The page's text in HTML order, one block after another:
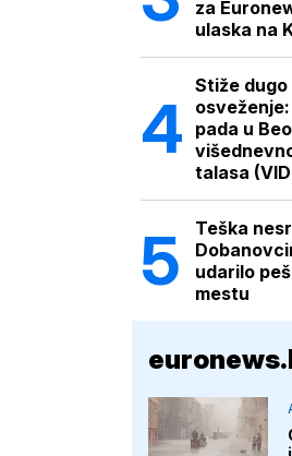
za
ulaska na
Stiže
pada u
talasa
Teška
udarilo
mestu